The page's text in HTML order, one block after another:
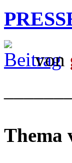
von
Thema